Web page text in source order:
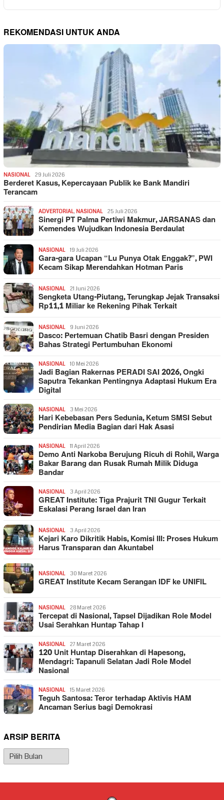
REKOMENDASI UNTUK ANDA
NASIONAL 29 Juli 2026
Berderet Kasus, Kepercayaan Publik ke Bank Mandiri
Terancam
ADVERTORIAL, NASIONAL 25 Juli 2026
Sinergi PT Palma Pertiwi Makmur, JARSANAS dan
Kemendes Wujudkan Indonesia Berdaulat
NASIONAL 19 Juli 2026
Gara-gara Ucapan “Lu Punya Otak Enggak?”, PWI
Kecam Sikap Merendahkan Hotman Paris
NASIONAL 21 Juni 2026
Sengketa Utang-Piutang, Terungkap Jejak Transaksi
Rp11,1 Miliar ke Rekening Pihak Terkait
NASIONAL 9 Juni 2026
Dasco: Pertemuan Chatib Basri dengan Presiden
Bahas Strategi Pertumbuhan Ekonomi
NASIONAL 10 Mei 2026
Jadi Bagian Rakernas PERADI SAI 2026, Ongki
Saputra Tekankan Pentingnya Adaptasi Hukum Era
Digital
NASIONAL 3 Mei 2026
Hari Kebebasan Pers Sedunia, Ketum SMSI Sebut
Pendirian Media Bagian dari Hak Asasi
NASIONAL 11 April 2026
Demo Anti Narkoba Berujung Ricuh di Rohil, Warga
Bakar Barang dan Rusak Rumah Milik Diduga
Bandar
NASIONAL 3 April 2026
GREAT Institute: Tiga Prajurit TNI Gugur Terkait
Eskalasi Perang Israel dan Iran
NASIONAL 3 April 2026
Kejari Karo Dikritik Habis, Komisi III: Proses Hukum
Harus Transparan dan Akuntabel
NASIONAL 30 Maret 2026
GREAT Institute Kecam Serangan IDF ke UNIFIL
NASIONAL 28 Maret 2026
Tercepat di Nasional, Tapsel Dijadikan Role Model
Usai Serahkan Huntap Tahap I
NASIONAL 27 Maret 2026
120 Unit Huntap Diserahkan di Hapesong,
Mendagri: Tapanuli Selatan Jadi Role Model
Nasional
NASIONAL 15 Maret 2026
Teguh Santosa: Teror terhadap Aktivis HAM
Ancaman Serius bagi Demokrasi
ARSIP BERITA
Arsip
Berita